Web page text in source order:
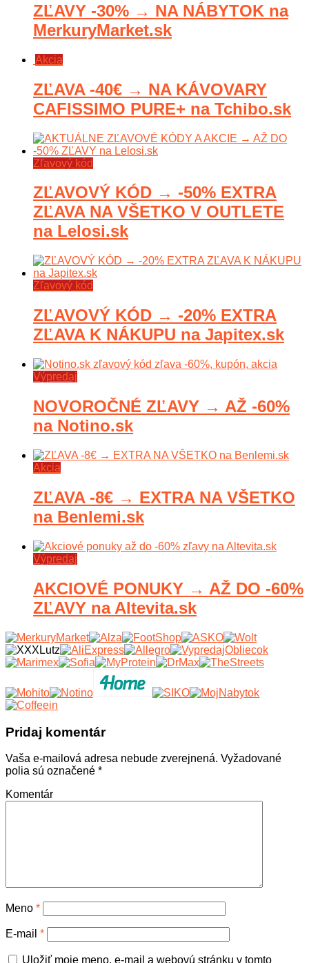
ZĽAVY -30% → NA NÁBYTOK na
MerkuryMarket.sk
Akcia
ZĽAVA -40€ → NA KÁVOVARY
CAFISSIMO PURE+ na Tchibo.sk
Zľavový kód
ZĽAVOVÝ KÓD → -50% EXTRA
ZĽAVA NA VŠETKO V OUTLETE
na Lelosi.sk
Zľavový kód
ZĽAVOVÝ KÓD → -20% EXTRA
ZĽAVA K NÁKUPU na Japitex.sk
Výpredaj
NOVOROČNÉ ZĽAVY → AŽ -60%
na Notino.sk
Akcia
ZĽAVA -8€ → EXTRA NA VŠETKO
na Benlemi.sk
Výpredaj
AKCIOVÉ PONUKY → AŽ DO -60%
ZĽAVY na Altevita.sk
Pridaj komentár
Vaša e-mailová adresa nebude zverejnená. Vyžadované
polia sú označené *
Komentár
Meno *
E-mail *
Uložiť moje meno, e-mail a webovú stránku v tomto